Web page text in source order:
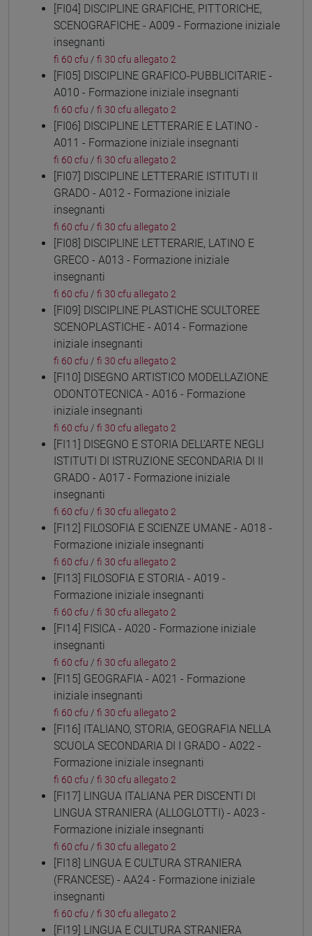
[FI04] DISCIPLINE GRAFICHE, PITTORICHE,
SCENOGRAFICHE - A009 - Formazione iniziale
insegnanti
fi 60 cfu / fi 30 cfu allegato 2
[FI05] DISCIPLINE GRAFICO-PUBBLICITARIE -
A010 - Formazione iniziale insegnanti
fi 60 cfu / fi 30 cfu allegato 2
[FI06] DISCIPLINE LETTERARIE E LATINO -
A011 - Formazione iniziale insegnanti
fi 60 cfu / fi 30 cfu allegato 2
[FI07] DISCIPLINE LETTERARIE ISTITUTI II
GRADO - A012 - Formazione iniziale
insegnanti
fi 60 cfu / fi 30 cfu allegato 2
[FI08] DISCIPLINE LETTERARIE, LATINO E
GRECO - A013 - Formazione iniziale
insegnanti
fi 60 cfu / fi 30 cfu allegato 2
[FI09] DISCIPLINE PLASTICHE SCULTOREE
SCENOPLASTICHE - A014 - Formazione
iniziale insegnanti
fi 60 cfu / fi 30 cfu allegato 2
[FI10] DISEGNO ARTISTICO MODELLAZIONE
ODONTOTECNICA - A016 - Formazione
iniziale insegnanti
fi 60 cfu / fi 30 cfu allegato 2
[FI11] DISEGNO E STORIA DELL'ARTE NEGLI
ISTITUTI DI ISTRUZIONE SECONDARIA DI II
GRADO - A017 - Formazione iniziale
insegnanti
fi 60 cfu / fi 30 cfu allegato 2
[FI12] FILOSOFIA E SCIENZE UMANE - A018 -
Formazione iniziale insegnanti
fi 60 cfu / fi 30 cfu allegato 2
[FI13] FILOSOFIA E STORIA - A019 -
Formazione iniziale insegnanti
fi 60 cfu / fi 30 cfu allegato 2
[FI14] FISICA - A020 - Formazione iniziale
insegnanti
fi 60 cfu / fi 30 cfu allegato 2
[FI15] GEOGRAFIA - A021 - Formazione
iniziale insegnanti
fi 60 cfu / fi 30 cfu allegato 2
[FI16] ITALIANO, STORIA, GEOGRAFIA NELLA
SCUOLA SECONDARIA DI I GRADO - A022 -
Formazione iniziale insegnanti
fi 60 cfu / fi 30 cfu allegato 2
[FI17] LINGUA ITALIANA PER DISCENTI DI
LINGUA STRANIERA (ALLOGLOTTI) - A023 -
Formazione iniziale insegnanti
fi 60 cfu / fi 30 cfu allegato 2
[FI18] LINGUA E CULTURA STRANIERA
(FRANCESE) - AA24 - Formazione iniziale
insegnanti
fi 60 cfu / fi 30 cfu allegato 2
[FI19] LINGUA E CULTURA STRANIERA